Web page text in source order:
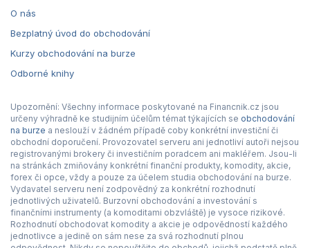
O nás
Bezplatný úvod do obchodování
Kurzy obchodování na burze
Odborné knihy
Upozornění: Všechny informace poskytované na Financnik.cz jsou
určeny výhradně ke studijním účelům témat týkajících se obchodování
na burze a neslouží v žádném případě coby konkrétní investiční či
obchodní doporučení. Provozovatel serveru ani jednotliví autoři nejsou
registrovanými brokery či investičním poradcem ani makléřem. Jsou-li
na stránkách zmiňovány konkrétní finanční produkty, komodity, akcie,
forex či opce, vždy a pouze za účelem studia obchodování na burze.
Vydavatel serveru není zodpovědný za konkrétní rozhodnutí
jednotlivých uživatelů. Burzovní obchodování a investování s
finančními instrumenty (a komoditami obzvláště) je vysoce rizikové.
Rozhodnutí obchodovat komodity a akcie je odpovědností každého
jednotlivce a jedině on sám nese za svá rozhodnutí plnou